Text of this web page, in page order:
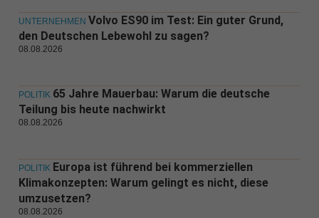
UNTERNEHMEN Volvo ES90 im Test: Ein guter Grund,
den Deutschen Lebewohl zu sagen?
08.08.2026
POLITIK 65 Jahre Mauerbau: Warum die deutsche
Teilung bis heute nachwirkt
08.08.2026
POLITIK Europa ist führend bei kommerziellen
Klimakonzepten: Warum gelingt es nicht, diese
umzusetzen?
08.08.2026